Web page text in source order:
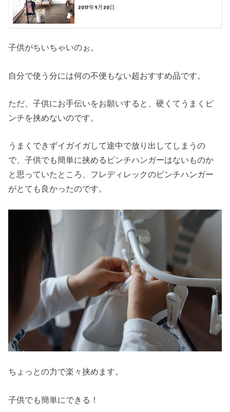
2017年9月20日
子供がちいちゃいのぉ。
自分で使う分には何の不便もない超おすすめ品です。
ただ、子供にお手伝いをお願いすると、硬くてうまくピ
ンチを挟めないのです。
うまくできずイガイガして途中で放り出してしまうの
で、子供でも簡単に挟めるピンチハンガーはないものか
と思っていたところ、フレディレックのピンチハンガー
がとても良かったのです。
ちょっとの力で楽々挟めます。
子供でも簡単にできる！